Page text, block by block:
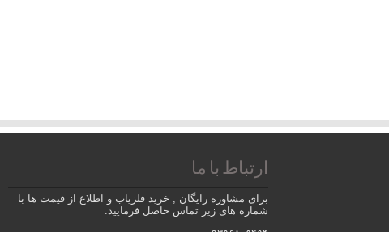
ارتباط با ما
برای مشاوره رایگان , خرید فلزیاب و اطلاع از قیمت ها با
شماره های زیر تماس حاصل فرمایید.